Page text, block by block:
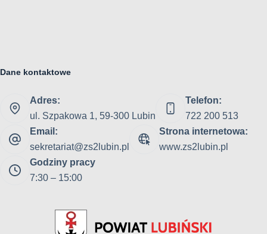
Dane kontaktowe
Adres:
ul. Szpakowa 1, 59-300 Lubin
Telefon:
722 200 513
Email:
sekretariat@zs2lubin.pl
Strona internetowa:
www.zs2lubin.pl
Godziny pracy
7:30 – 15:00